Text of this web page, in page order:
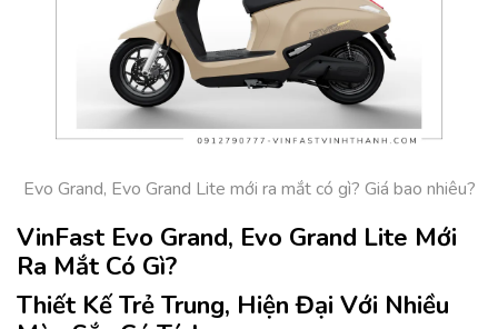
Evo Grand, Evo Grand Lite mới ra mắt có gì? Giá bao nhiêu?
VinFast Evo Grand, Evo Grand Lite Mới
Ra Mắt Có Gì?
Thiết Kế Trẻ Trung, Hiện Đại Với Nhiều